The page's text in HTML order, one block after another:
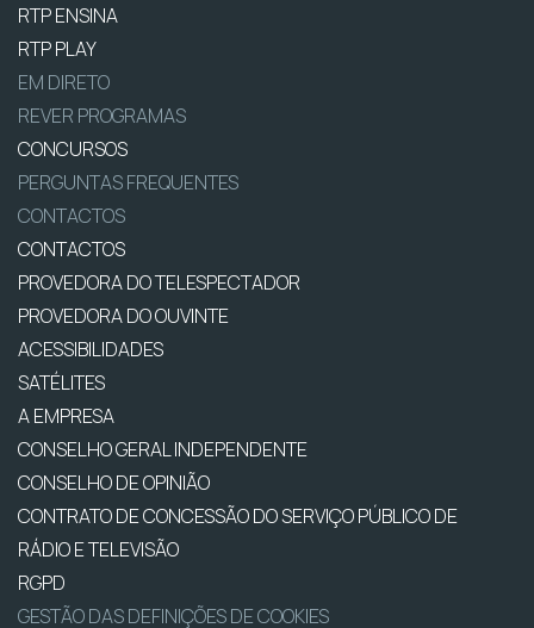
RTP ENSINA
RTP PLAY
EM DIRETO
REVER PROGRAMAS
CONCURSOS
PERGUNTAS FREQUENTES
CONTACTOS
CONTACTOS
PROVEDORA DO TELESPECTADOR
PROVEDORA DO OUVINTE
ACESSIBILIDADES
SATÉLITES
A EMPRESA
CONSELHO GERAL INDEPENDENTE
CONSELHO DE OPINIÃO
CONTRATO DE CONCESSÃO DO SERVIÇO PÚBLICO DE
RÁDIO E TELEVISÃO
RGPD
GESTÃO DAS DEFINIÇÕES DE COOKIES